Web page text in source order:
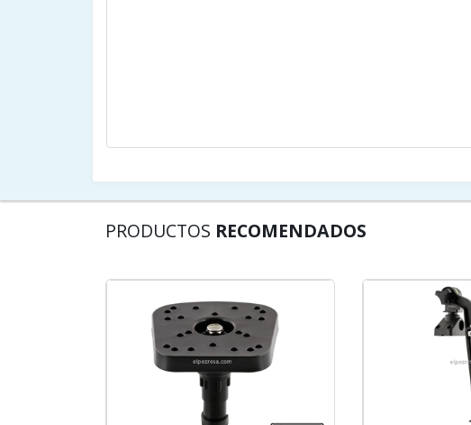
PRODUCTOS RECOMENDADOS